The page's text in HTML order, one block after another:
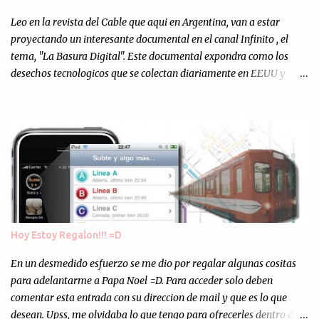
Totalmente inesperado. Mas de 200 personas en vivo
escuchándonos y viendo como grabamos el semanario es, para mi
personalmente, un éxito y un logro sin precedentes. Sinceram...
Leo en la revista del Cable que aqui en Argentina, van a estar
proyectando un interesante documental en el canal Infinito , el
tema, "La Basura Digital". Este documental expondra como los
desechos tecnologicos que se colectan diariamente en EEUU y
Asi, todos los residuos sonincinerados produciendo lo que los
ambientalistas llaman "La Pesadilla de la Edad Cibernetica". La
transmision es el Domingo 2 de diciembre a las 21:00 hs. Me
parecio muy interesante, no creo que lo pueda ver por la hora, asi
que los comentarios los dejo en sus manos...
Hoy Estoy Regalon!!! =D
En un desmedido esfuerzo se me dio por regalar algunas cositas
para adelantarme a Papa Noel =D. Para acceder solo deben
comentar esta entrada con su direccion de mail y que es lo que
desean. Upss, me olvidaba lo que tengo para ofrecerles dentro de